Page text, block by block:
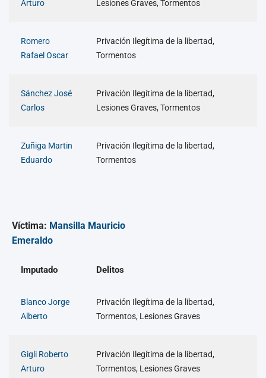
Arturo Lesiones Graves, Tormentos
Romero
Rafael Oscar
Privación Ilegítima de la libertad,
Tormentos
Sánchez José
Carlos
Privación Ilegítima de la libertad,
Lesiones Graves, Tormentos
Zuñiga Martin
Eduardo
Privación Ilegítima de la libertad,
Tormentos
Víctima: Mansilla Mauricio
Emeraldo
Imputado Delitos
Blanco Jorge
Alberto
Privación Ilegítima de la libertad,
Tormentos, Lesiones Graves
Gigli Roberto
Arturo
Privación Ilegítima de la libertad,
Tormentos, Lesiones Graves